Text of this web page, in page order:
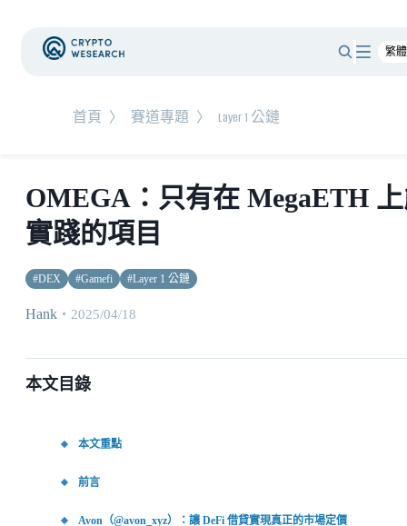
首頁 〉 賽道專題 〉 Layer 1 公鏈
OMEGA：只有在 MegaETH
實踐的項目
#DEX #Gamefi #Layer 1 公鏈
Hank ・ 2025/04/18
本文目錄
本文重點
前言
Avon（@avon_xyz）：讓 DeFi 借貸實現真正的市場定價